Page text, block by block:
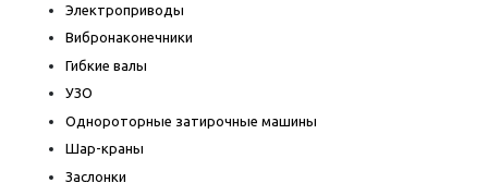
Электроприводы
Вибронаконечники
Гибкие валы
УЗО
Однороторные затирочные машины
Шар-краны
Заслонки